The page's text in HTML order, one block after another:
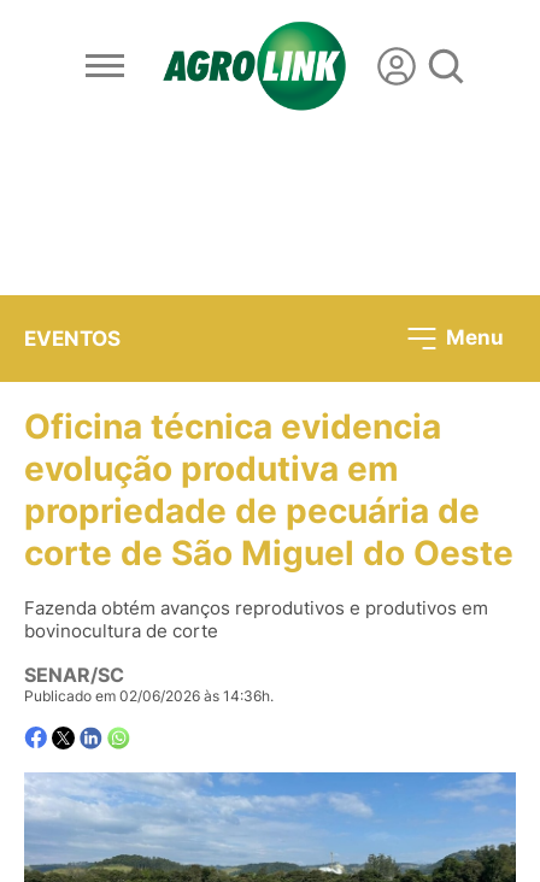
EVENTOS Menu
Oficina técnica evidencia
evolução produtiva em
propriedade de pecuária de
corte de São Miguel do Oeste
Fazenda obtém avanços reprodutivos e produtivos em
bovinocultura de corte
SENAR/SC
Publicado em 02/06/2026 às 14:36h.